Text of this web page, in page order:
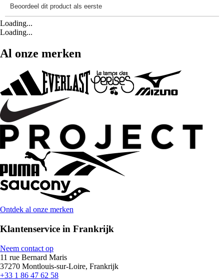
Loading...
Loading...
Al onze merken
Ontdek al onze merken
Klantenservice in Frankrijk
Neem contact op
11 rue Bernard Maris
37270 Montlouis-sur-Loire, Frankrijk
+33 1 86 47 62 58